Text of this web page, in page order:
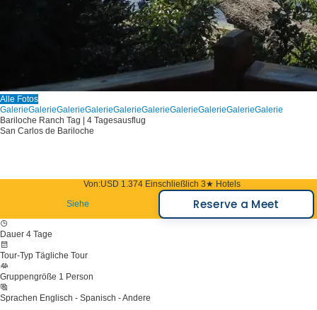
Alle Fotos
GalerieGalerieGalerieGalerieGalerieGalerieGalerieGalerieGalerieGalerie
Bariloche Ranch Tag | 4 Tagesausflug
San Carlos de Bariloche
Von:USD 1.374 Einschließlich 3★ Hotels
Siehe
Reserve a Meet
Dauer 4 Tage
Tour-Typ Tägliche Tour
Gruppengröße 1 Person
Sprachen Englisch - Spanisch - Andere